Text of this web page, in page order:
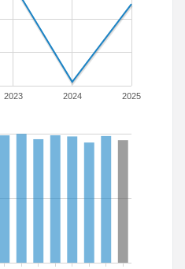
2023 2024 2025